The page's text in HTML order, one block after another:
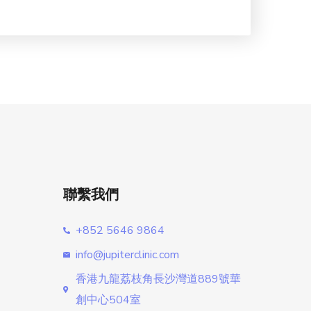
聯繫我們
+852 5646 9864
info@jupiterclinic.com
香港九龍荔枝角長沙灣道889號華
創中心504室